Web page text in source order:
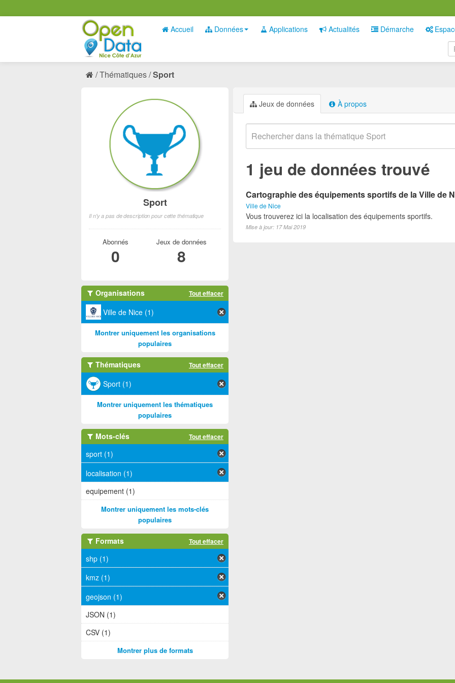
Accueil Données Applications Actualités Démarche
Thématiques Sport
Jeux de données À propos
1 jeu de données trouvé
Cartographie des équipements sportifs de la Ville de
Ville de Nice
Vous trouverez ici la localisation des équipements sportifs.
Mise à jour: 17 Mai 2019
Sport
Il n'y a pas de description pour cette thématique
Abonnés
0
Jeux de données
8
Organisations Tout effacer
Ville de Nice (1)
Montrer uniquement les organisations
populaires
Thématiques Tout effacer
Sport (1)
Montrer uniquement les thématiques
populaires
Mots-clés Tout effacer
sport (1)
localisation (1)
equipement (1)
Montrer uniquement les mots-clés
populaires
Formats Tout effacer
shp (1)
kmz (1)
geojson (1)
JSON (1)
CSV (1)
Montrer plus de formats